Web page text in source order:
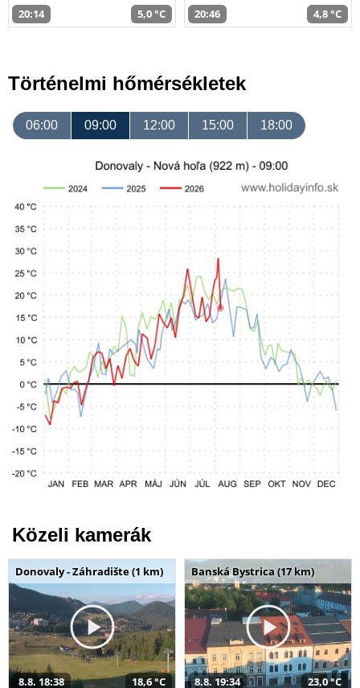
20:14 5,0 °C 20:46 4,8 °C
Történelmi hőmérsékletek
06:00 09:00 12:00 15:00 18:00
Közeli kamerák
Donovaly - Záhradište (1 km)
8.8. 18:38 18,6 °C
Banská Bystrica (17 km)
8.8. 19:34 23,0 °C